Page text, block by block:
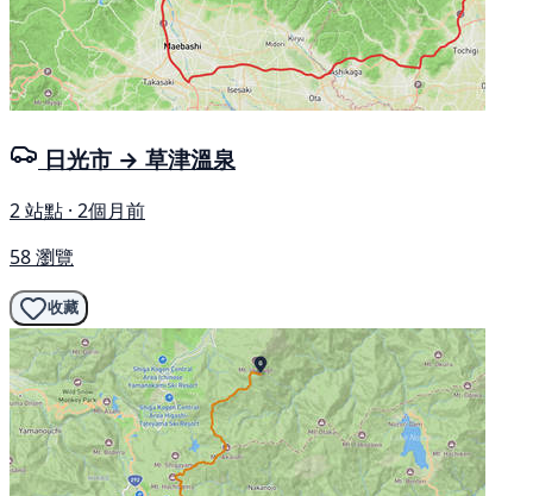
日光市 → 草津溫泉
2 站點 · 2個月前
58 瀏覽
收藏